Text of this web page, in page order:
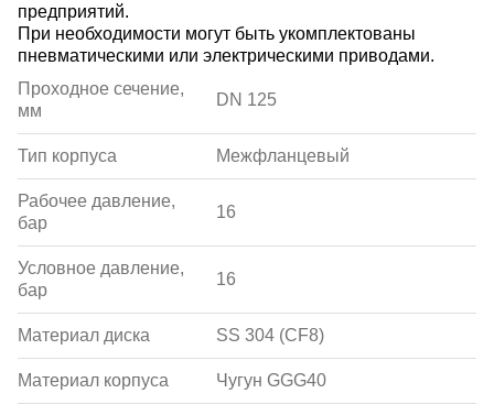
предприятий.
При необходимости могут быть укомплектованы
пневматическими или электрическими приводами.
Проходное сечение,
мм
DN 125
Тип корпуса Межфланцевый
Рабочее давление,
бар
16
Условное давление,
бар
16
Материал диска SS 304 (CF8)
Материал корпуса Чугун GGG40